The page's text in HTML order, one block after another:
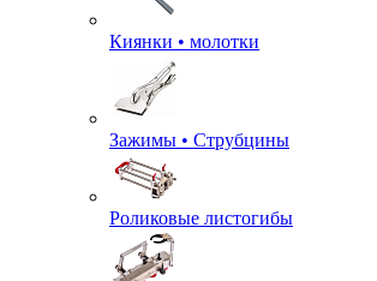
Киянки • молотки
Зажимы • Струбцины
Роликовые листогибы